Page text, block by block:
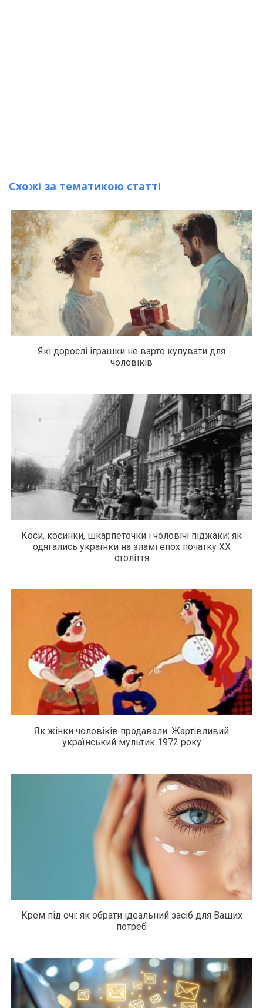
Схожі за тематикою статті
Які дорослі іграшки не варто купувати для
чоловіків
Коси, косинки, шкарпеточки і чоловічі піджаки: як
одягались українки на зламі епох початку ХХ
століття
Як жінки чоловіків продавали. Жартівливий
український мультик 1972 року
Крем під очі: як обрати ідеальний засіб для Ваших
потреб